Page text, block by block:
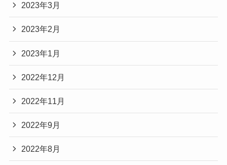
2023年3月
2023年2月
2023年1月
2022年12月
2022年11月
2022年9月
2022年8月